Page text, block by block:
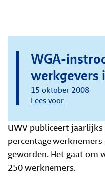
WGA-
werkgevers
15 oktober 2008
Lees voor
UWV publiceert
percentage
geworden. Het gaat om
250 werknemers.